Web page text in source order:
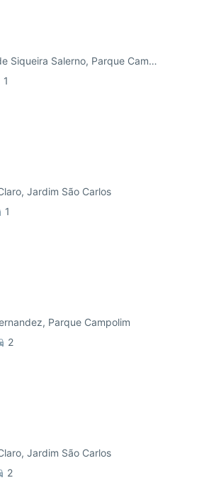
R. Carlos Eugenio de Siqueira Salerno, Parque Campolim
1
Jardim São Carlos
1
Parque Campolim
2
Jardim São Carlos
2